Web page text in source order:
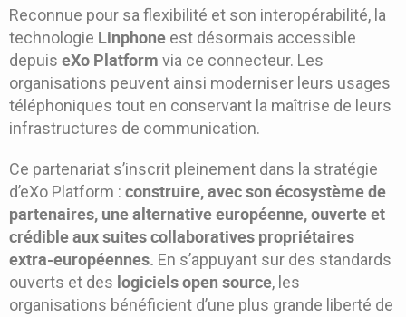
Reconnue pour sa flexibilité et son interopérabilité, la
technologie Linphone est désormais accessible
depuis eXo Platform via ce connecteur. Les
organisations peuvent ainsi moderniser leurs usages
téléphoniques tout en conservant la maîtrise de leurs
infrastructures de communication.
Ce partenariat s’inscrit pleinement dans la stratégie
d’eXo Platform : construire, avec son écosystème de
partenaires, une alternative européenne, ouverte et
crédible aux suites collaboratives propriétaires
extra-européennes. En s’appuyant sur des standards
ouverts et des logiciels open source, les
organisations bénéficient d’une plus grande liberté de